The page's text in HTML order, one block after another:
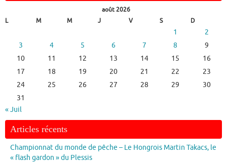
août 2026
L
M M J V S D
1
2
3
4 5 6 7 8
9
10
11 12 13 14 15
16
17
18 19 20 21 22
23
24
25 26 27 28 29
30
31
« Juil
Articles récents
Championnat du monde de pêche – Le Hongrois Martin Takacs, le
« flash gardon » du Plessis